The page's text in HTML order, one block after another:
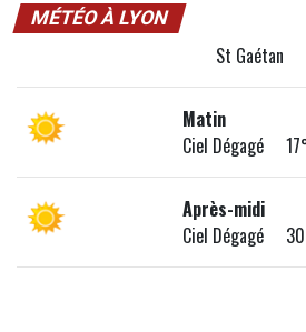
MÉTÉO À LYON
St Gaétan
Matin
Ciel Dégagé
Après-midi
Ciel Dégagé